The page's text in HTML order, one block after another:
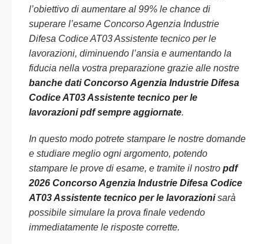
l’obiettivo di aumentare al 99% le chance di
superare l’esame Concorso Agenzia Industrie
Difesa Codice AT03 Assistente tecnico per le
lavorazioni, diminuendo l’ansia e aumentando la
fiducia nella vostra preparazione grazie alle nostre
banche dati Concorso Agenzia Industrie Difesa
Codice AT03 Assistente tecnico per le
lavorazioni pdf sempre aggiornate.
In questo modo potrete stampare le nostre domande
e studiare meglio ogni argomento, potendo
stampare le prove di esame, e tramite il nostro pdf
2026 Concorso Agenzia Industrie Difesa Codice
AT03 Assistente tecnico per le lavorazionisarà
possibile simulare la prova finale vedendo
immediatamente le risposte corrette.